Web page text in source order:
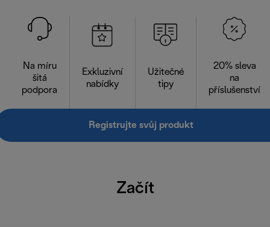
Na míru
šitá
podpora
Exkluzivní
nabídky
Užitečné
tipy
20% sleva
na
příslušenství
Registrujte svůj produkt
Začít